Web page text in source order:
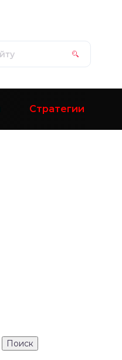
Стратегии